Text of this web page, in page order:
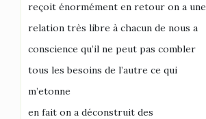
reçoit énormément en retour on a une
relation très libre à chacun de nous a
conscience qu’il ne peut pas combler
tous les besoins de l’autre ce qui
m’etonne
en fait on a déconstruit des